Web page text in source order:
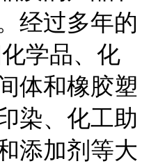
经过多年的
学品、化
体和橡胶塑
染、化工助
添加剂等大